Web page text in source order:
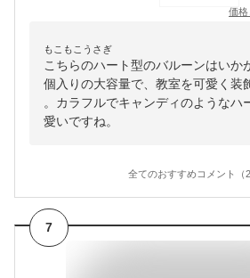
価格
もこもこうさぎ
こちらのハート型のバルーンはいか
個入りの大容量で、教室を可愛く装
。カラフルでキャンディのようなハ
愛いですね。
全てのおすすめコメント（2
7